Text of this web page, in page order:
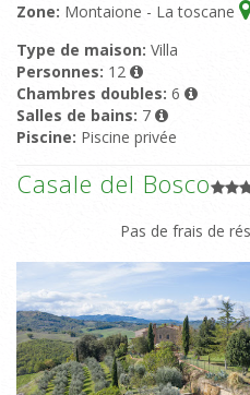
Zone: Montaione - La toscane
Type de maison: Villa
Personnes: 12
Chambres doubles: 6
Salles de bains: 7
Piscine: Piscine privée
Casale del Bosco
Pas de frais de